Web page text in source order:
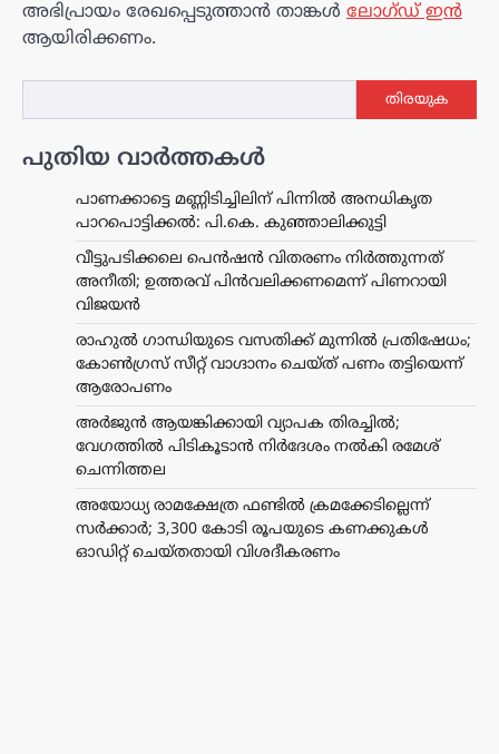
അഭിപ്രായം രേഖപ്പെടുത്താ‍ൻ താങ്കൾ ലോഗ്ഡ് ഇൻ
ആയിരിക്കണം.
തിരയുക
പുതിയ വാർത്തകൾ
പാണക്കാട്ടെ മണ്ണിടിച്ചിലിന് പിന്നിൽ അനധികൃത
പാറപൊട്ടിക്കൽ: പി.കെ. കുഞ്ഞാലിക്കുട്ടി
വീട്ടുപടിക്കലെ പെൻഷൻ വിതരണം നിർത്തുന്നത്
അനീതി; ഉത്തരവ് പിൻവലിക്കണമെന്ന് പിണറായി
വിജയൻ
രാഹുൽ ഗാന്ധിയുടെ വസതിക്ക് മുന്നിൽ പ്രതിഷേധം;
കോൺഗ്രസ് സീറ്റ് വാഗ്ദാനം ചെയ്ത് പണം തട്ടിയെന്ന്
ആരോപണം
അര്‍ജുന്‍ ആയങ്കിക്കായി വ്യാപക തിരച്ചില്‍;
വേഗത്തില്‍ പിടികൂടാന്‍ നിര്‍ദേശം നല്‍കി രമേശ്
ചെന്നിത്തല
അയോധ്യ രാമക്ഷേത്ര ഫണ്ടിൽ ക്രമക്കേടില്ലെന്ന്
സർക്കാർ; 3,300 കോടി രൂപയുടെ കണക്കുകൾ
ഓഡിറ്റ് ചെയ്തതായി വിശദീകരണം